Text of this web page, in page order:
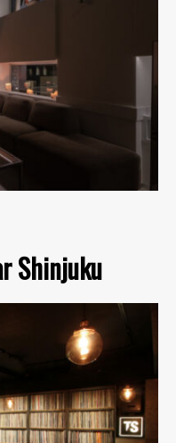
Shinjuku